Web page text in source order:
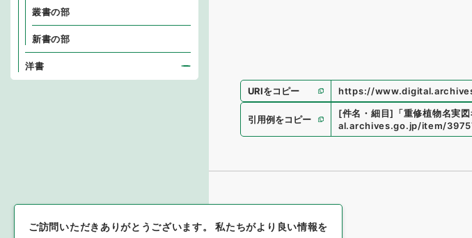
URIをコピー https://
引用例をコピー
[件名・細目] 「重修植物名実
al.archives.go.jp/item/
叢書の部
新書の部
洋書
ご訪問いただきありがとうございます。私たちがより良い情報を